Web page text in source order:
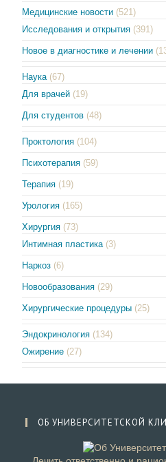
Медицинские новости (521)
Исследования и открытия (391)
Новое в диагностике и лечении
Наука (67)
Для врачей (19)
Для студентов (48)
Проктология (104)
Психотерапия (59)
Терапия (19)
Урология (165)
Хирургия (73)
Интимная пластика (3)
Наркоз (6)
Новообразования (29)
Хирургические процедуры (25)
Эндокринология (134)
Ожирение (27)
ОБ УНИВЕРСИТЕТСКОЙ